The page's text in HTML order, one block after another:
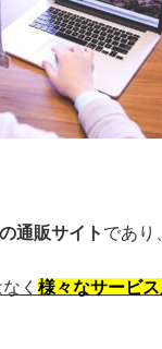
通販サイト であり
く 様々なサービス